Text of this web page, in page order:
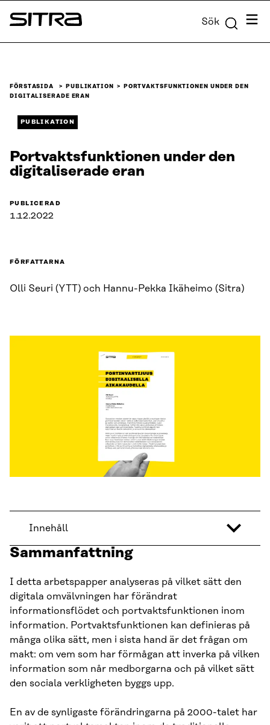
Skip to
content
Sitra Sök Meny
FÖRSTASIDA PUBLIKATION
PORTVAKTSFUNKTIONEN UNDER DEN
DIGITALISERADE ERAN
PUBLIKATION
Portvaktsfunktionen under den
digitaliserade eran
PUBLICERAD
1.12.2022
FÖRFATTARNA
Olli Seuri (YTT) och Hannu-Pekka Ikäheimo (Sitra)
Innehåll
Sammanfattning
I detta arbetspapper analyseras på vilket sätt den
digitala omvälvningen har förändrat
informationsflödet och portvaktsfunktionen inom
information. Portvaktsfunktionen kan definieras på
många olika sätt, men i sista hand är det frågan om
makt: om vem som har förmågan att inverka på vilken
information som når medborgarna och på vilket sätt
den sociala verkligheten byggs upp.
En av de synligaste förändringarna på 2000-talet har